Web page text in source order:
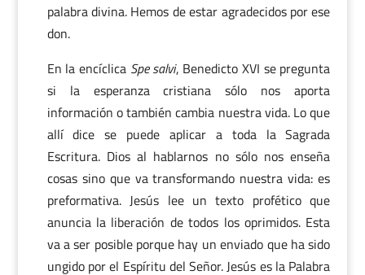
palabra divina. Hemos de estar agradecidos por ese
don.
En la encíclica Spe salvi, Benedicto XVI se pregunta
si la esperanza cristiana sólo nos aporta
información o también cambia nuestra vida. Lo que
allí dice se puede aplicar a toda la Sagrada
Escritura. Dios al hablarnos no sólo nos enseña
cosas sino que va transformando nuestra vida: es
preformativa. Jesús lee un texto profético que
anuncia la liberación de todos los oprimidos. Esta
va a ser posible porque hay un enviado que ha sido
ungido por el Espíritu del Señor. Jesús es la Palabra